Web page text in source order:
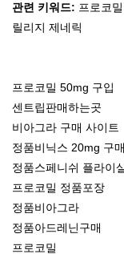
관련 키워드: 프로코
릴리지 제네릭
프로코밀 50mg 구입
센트립판매하는곳
비아그라 구매 사이트
정품비닉스 20mg 구매
정품스페니쉬 플라이
프로코밀 정품포장
정품비아그라
정품아드레닌구매
프로코밀